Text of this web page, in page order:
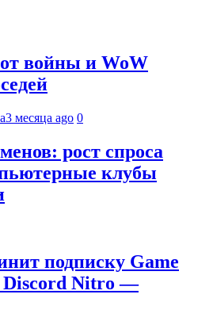
от войны и WoW
3 месяца ago 0
рост спроса
клубы
подписку Game
Discord Nitro —